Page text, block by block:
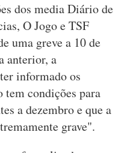
dos media Diário de
O Jogo e TSF
uma greve a 10 de
anterior, a
informado os
tem condições para
a dezembro e que a
grave".